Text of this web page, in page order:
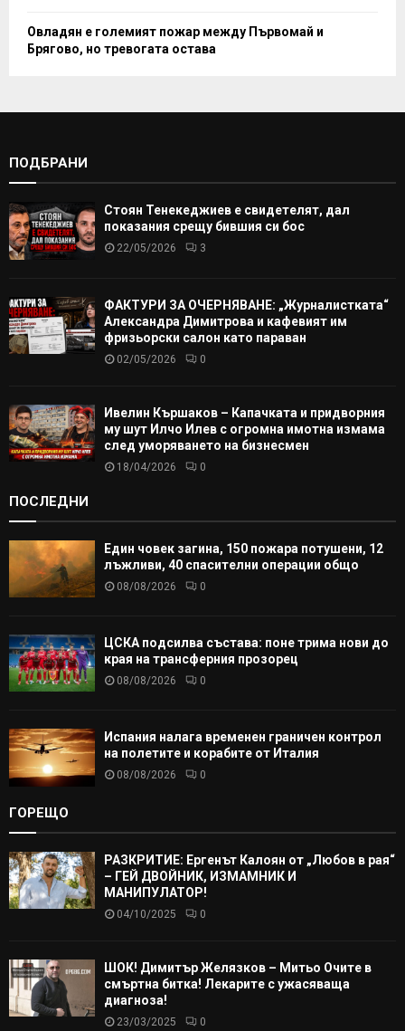
Овладян е големият пожар между Първомай и
Брягово, но тревогата остава
ПОДБРАНИ
Стоян Тенекеджиев е свидетелят, дал
показания срещу бившия си бос
22/05/2026 3
ФАКТУРИ ЗА ОЧЕРНЯВАНЕ: „Журналистката“
Александра Димитрова и кафевият им
фризьорски салон като параван
02/05/2026 0
Ивелин Кършаков – Капачката и придворния
му шут Илчо Илев с огромна имотна измама
след уморяването на бизнесмен
18/04/2026 0
ПОСЛЕДНИ
Един човек загина, 150 пожара потушени, 12
лъжливи, 40 спасителни операции общо
08/08/2026 0
ЦСКА подсилва състава: поне трима нови до
края на трансферния прозорец
08/08/2026 0
Испания налага временен граничен контрол
на полетите и корабите от Италия
08/08/2026 0
ГОРЕЩО
РАЗКРИТИЕ: Ергенът Калоян от „Любов в рая“
– ГЕЙ ДВОЙНИК, ИЗМАМНИК И
МАНИПУЛАТОР!
04/10/2025 0
ШОК! Димитър Желязков – Митьо Очите в
смъртна битка! Лекарите с ужасяваща
диагноза!
23/03/2025 0